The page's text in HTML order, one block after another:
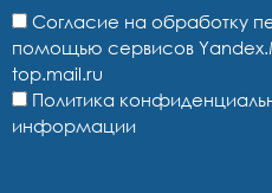
Согласие на обработку
помощью сервисов
top.mail.ru
Политика
информации